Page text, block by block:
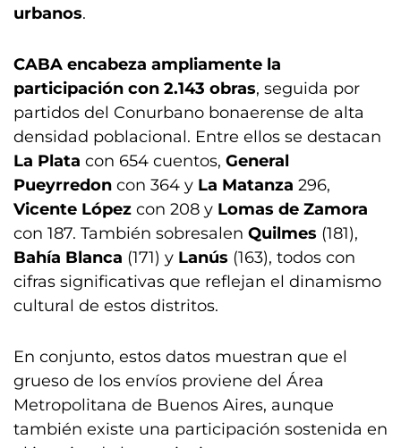
urbanos.
CABA encabeza ampliamente la
participación con 2.143 obras, seguida por
partidos del Conurbano bonaerense de alta
densidad poblacional. Entre ellos se destacan
La Plata con 654 cuentos, General
Pueyrredon con 364 y La Matanza 296,
Vicente López con 208 y Lomas de Zamora
con 187. También sobresalen Quilmes (181),
Bahía Blanca (171) y Lanús (163), todos con
cifras significativas que reflejan el dinamismo
cultural de estos distritos.
En conjunto, estos datos muestran que el
grueso de los envíos proviene del Área
Metropolitana de Buenos Aires, aunque
también existe una participación sostenida en